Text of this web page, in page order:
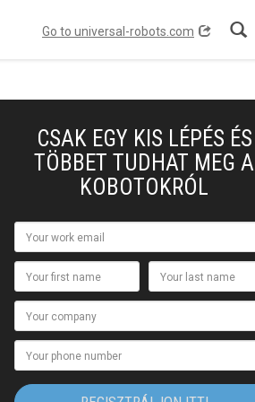
Go to universal-robots.com
CSAK EGY KIS LÉPÉS ÉS
TÖBBET TUDHAT MEG A
KOBOTOKRÓL